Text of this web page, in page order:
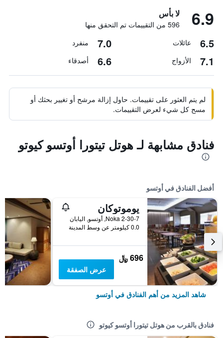
6.9 لا بأس
596 من التقييمات تم التحقق منها
6.5 عائلات 7.0 منفرد
7.1 الأزواج 6.6 أصدقاء
لم يتم العثور على تقييمات. حاول إزالة مرشح أو تغيير بحثك أو
مسح كل شيء لعرض التقييمات.
فنادق مشابهة لـ هوتل تيتورا أوتسو كيوتو
أفضل الفنادق في أوتسو
يوموتوكان
2-30-7 Noka, أوتسو, اليابان
0.0 كيلومتر عن وسط المدينة
696 ﷼
عرض الصفقة
شاهد المزيد من أهم الفنادق في أوتسو
فنادق بالقرب من هوتل تيتورا أوتسو كيوتو